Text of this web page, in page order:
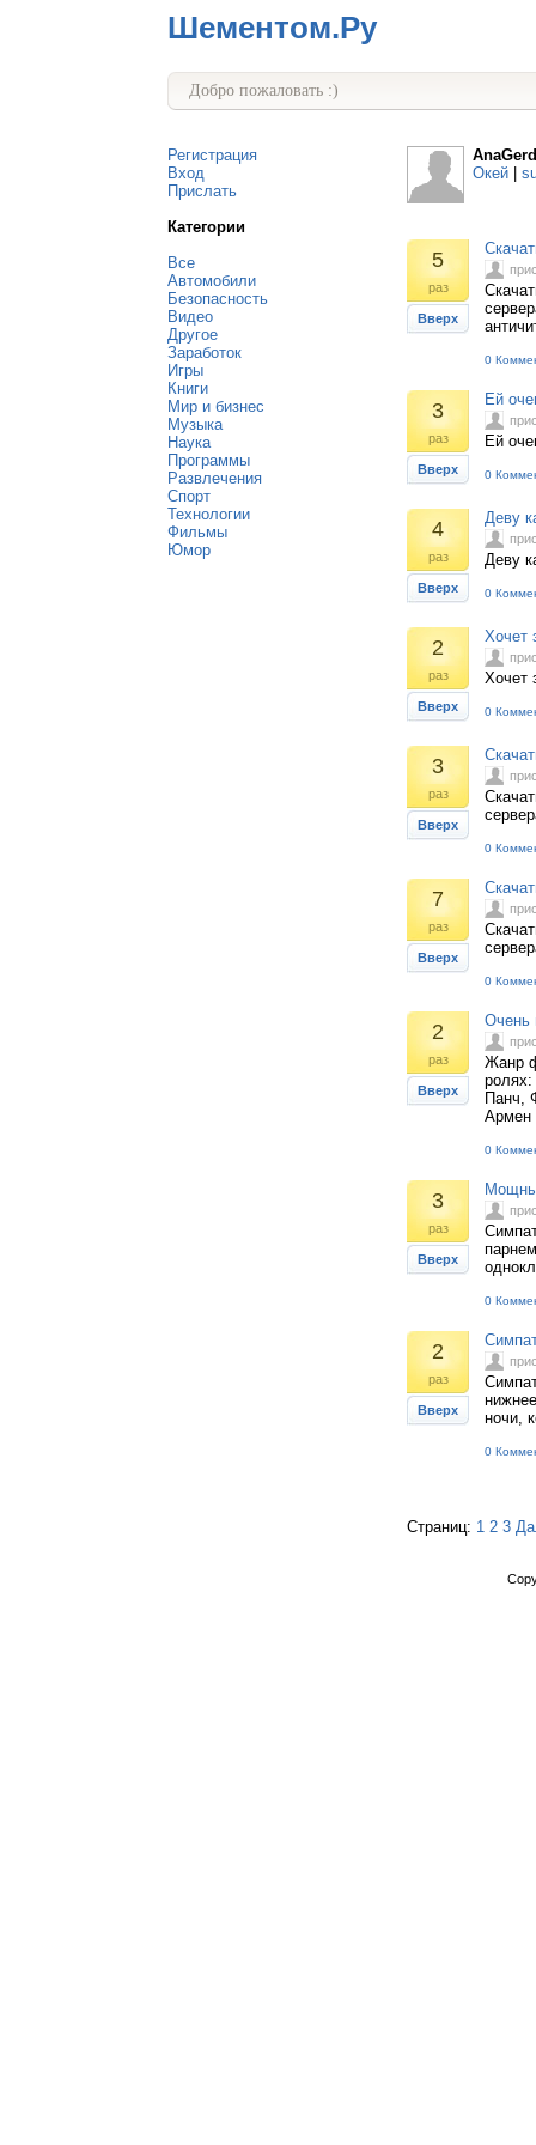
Шементом.Ру
Добро пожаловать :)
Регистрация
Вход
Прислать
Категории
Все
Автомобили
Безопасность
Видео
Другое
Заработок
Игры
Книги
Мир и бизнес
Музыка
Наука
Программы
Развлечения
Спорт
Технологии
Фильмы
Юмор
AnaGerd
Окей
5
раз
Вверх
0
3
раз
Вверх
Ей
Ей
0
4
раз
Вверх
Деву
Деву
0
2
раз
Вверх
Хочет
Хочет
0
3
раз
Вверх
0
7
раз
Вверх
0
2
раз
Вверх
Очень
Жанр
Панч,
Армен
0
3
раз
Вверх
0
2
раз
Вверх
ночи,
0
Страниц: 1 2 3